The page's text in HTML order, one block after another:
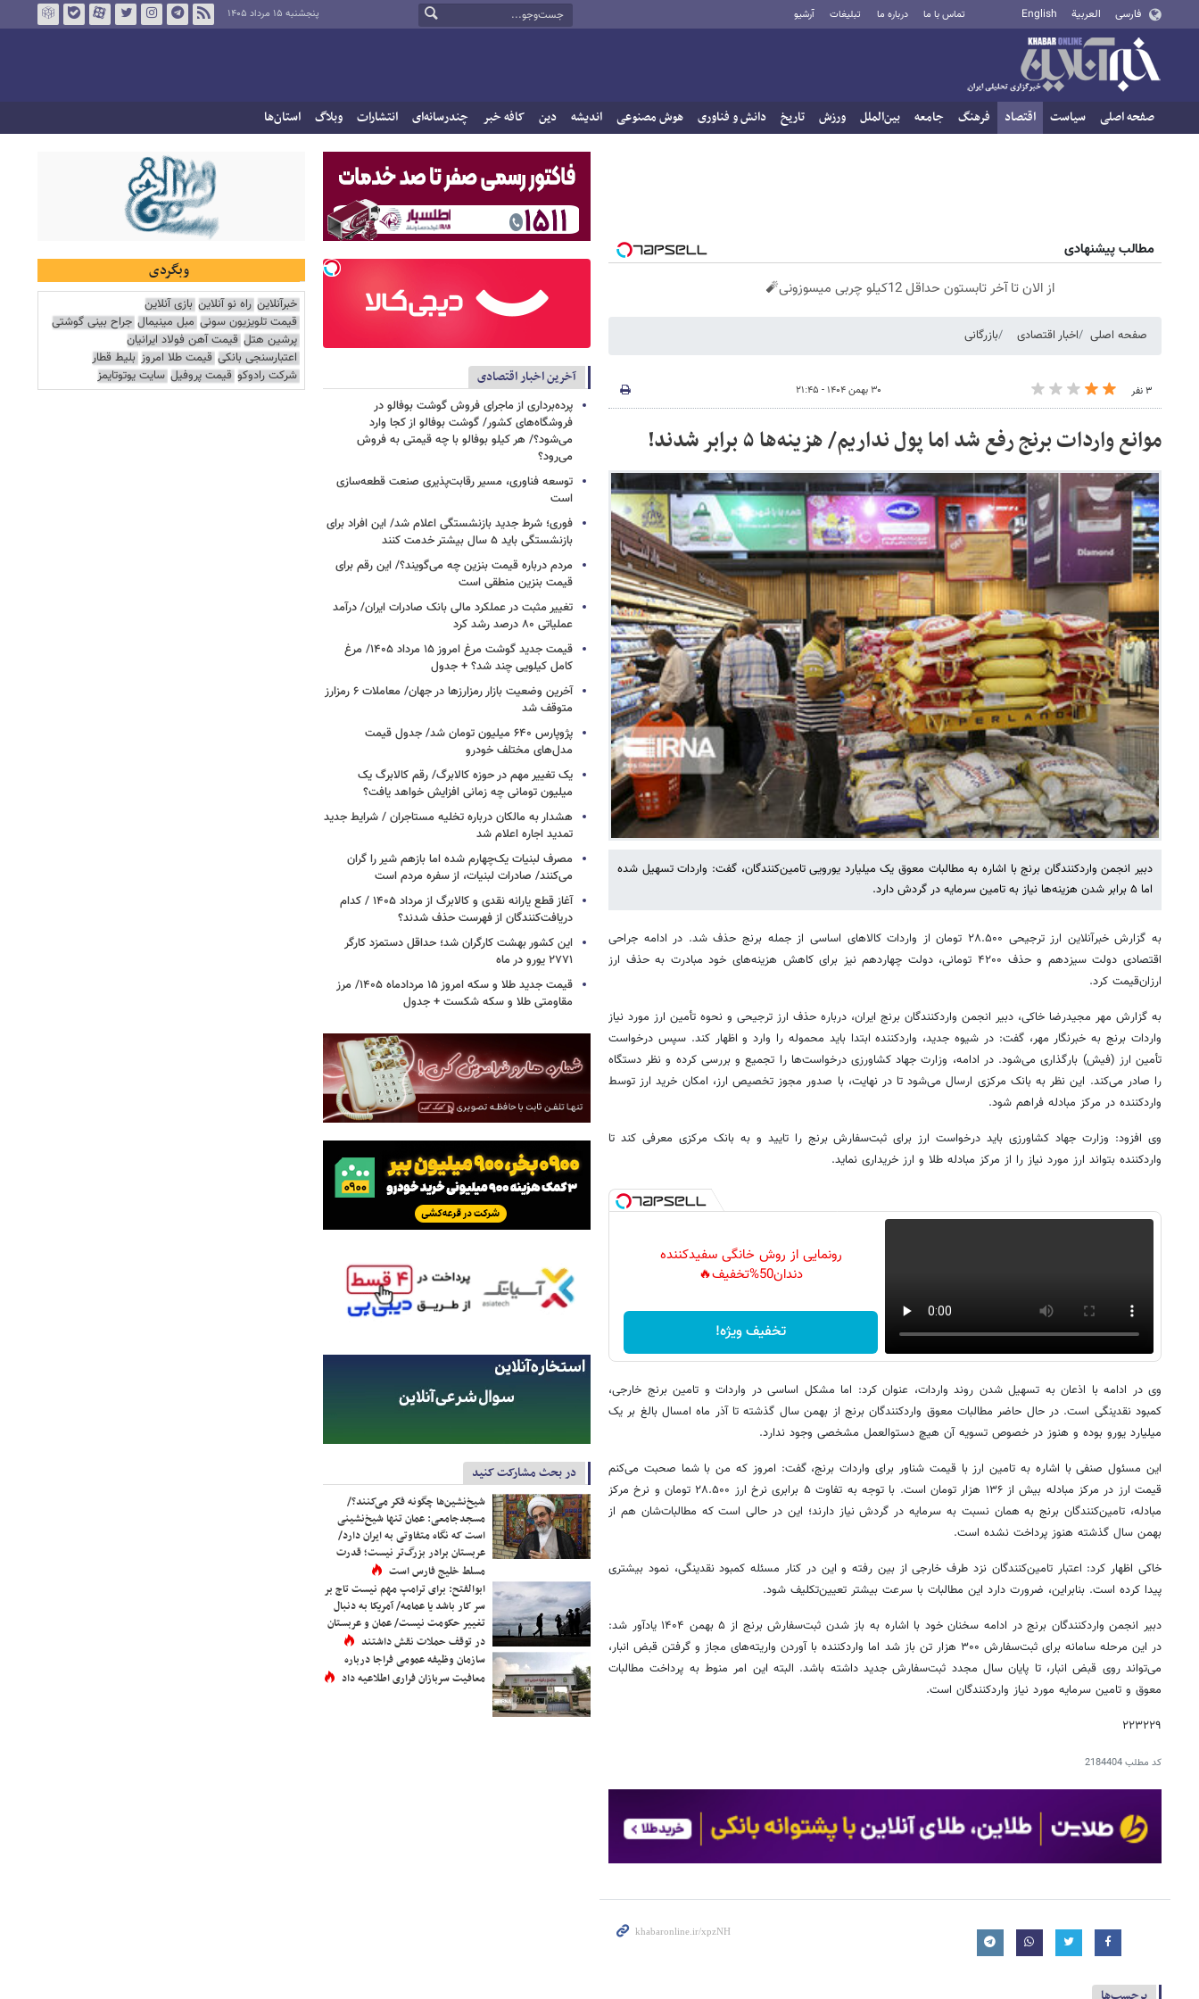
فارسی العربية English تماس با ما درباره ما تبلیغات آرشیو پنجشنبه ۱۵ مرداد ۱۴۰۵
صفحه اصلی سیاست اقتصاد فرهنگ جامعه بین‌الملل ورزش تاریخ دانش و فناوری هوش مصنوعی اندیشه دین کافه خبر چندرسانه‌ای انتشارات وبلاگ استان‌ها
مطالب پیشنهادی
از الان تا آخر تابستون حداقل 12کیلو چربی میسوزونی🧨
صفحه اصلی اخبار اقتصادی بازرگانی
۳ نفر ۳۰ بهمن ۱۴۰۴ - ۲۱:۴۵
موانع واردات برنج رفع شد اما پول نداریم/ هزینه‌ها ۵ برابر شدند!
دبیر انجمن واردکنندگان برنج با اشاره به مطالبات معوق یک میلیارد یورویی تامین‌کنندگان، گفت: واردات تسهیل شده
اما ۵ برابر شدن هزینه‌ها نیاز به تامین سرمایه در گردش دارد.
به گزارش خبرآنلاین ارز ترجیحی ۲۸.۵۰۰ تومان از واردات کالاهای اساسی از جمله برنج حذف شد. در ادامه جراحی
اقتصادی دولت سیزدهم و حذف ۴۲۰۰ تومانی، دولت چهاردهم نیز برای کاهش هزینه‌های خود مبادرت به حذف ارز
ارزان‌قیمت کرد.
به گزارش مهر مجیدرضا خاکی، دبیر انجمن واردکنندگان برنج ایران، درباره حذف ارز ترجیحی و نحوه تأمین ارز مورد نیاز
واردات برنج به خبرنگار مهر، گفت: در شیوه جدید، واردکننده ابتدا باید محموله را وارد و اظهار کند. سپس درخواست
تأمین ارز (فیش) بارگذاری می‌شود. در ادامه، وزارت جهاد کشاورزی درخواست‌ها را تجمیع و بررسی کرده و نظر دستگاه
را صادر می‌کند. این نظر به بانک مرکزی ارسال می‌شود تا در نهایت، با صدور مجوز تخصیص ارز، امکان خرید ارز توسط
واردکننده در مرکز مبادله فراهم شود.
وی افزود: وزارت جهاد کشاورزی باید درخواست ارز برای ثبت‌سفارش برنج را تایید و به بانک مرکزی معرفی کند تا
واردکننده بتواند ارز مورد نیاز را از مرکز مبادله طلا و ارز خریداری نماید.
رونمایی از روش خانگی سفیدکننده
دندان50%تخفیف🔥
تخفیف ویژه!
وی در ادامه با اذعان به تسهیل شدن روند واردات، عنوان کرد: اما مشکل اساسی در واردات و تامین برنج خارجی،
کمبود نقدینگی است. در حال حاضر مطالبات معوق واردکنندگان برنج از بهمن سال گذشته تا آذر ماه امسال بالغ بر یک
میلیارد یورو بوده و هنوز در خصوص تسویه آن هیچ دستوالعمل مشخصی وجود ندارد.
این مسئول صنفی با اشاره به تامین ارز با قیمت شناور برای واردات برنج، گفت: امروز که من با شما صحبت می‌کنم
قیمت ارز در مرکز مبادله بیش از ۱۳۶ هزار تومان است. با توجه به تفاوت ۵ برابری نرخ ارز ۲۸.۵۰۰ تومان و نرخ مرکز
مبادله، تامین‌کنندگان برنج به همان نسبت به سرمایه در گردش نیاز دارند؛ این در حالی است که مطالبات‌شان هم از
بهمن سال گذشته هنوز پرداخت نشده است.
خاکی اظهار کرد: اعتبار تامین‌کنندگان نزد طرف خارجی از بین رفته و این در کنار مسئله کمبود نقدینگی، نمود بیشتری
پیدا کرده است. بنابراین، ضرورت دارد این مطالبات با سرعت بیشتر تعیین‌تکلیف شود.
دبیر انجمن واردکنندگان برنج در ادامه سخنان خود با اشاره به باز شدن ثبت‌سفارش برنج از ۵ بهمن ۱۴۰۴ یادآور شد:
در این مرحله سامانه برای ثبت‌سفارش ۳۰۰ هزار تن باز شد اما واردکننده با آوردن واریته‌های مجاز و گرفتن قبض انبار،
می‌تواند روی قبض انبار، تا پایان سال مجدد ثبت‌سفارش جدید داشته باشد. البته این امر منوط به پرداخت مطالبات
معوق و تامین سرمایه مورد نیاز واردکنندگان است.
۲۲۳۲۲۹
کد مطلب2184404
آخرین اخبار اقتصادی
پرده‌برداری از ماجرای فروش گوشت بوفالو در
فروشگاه‌های کشور/ گوشت بوفالو از کجا وارد
می‌شود؟/ هر کیلو بوفالو با چه قیمتی به فروش
می‌رود؟
توسعه فناوری، مسیر رقابت‌پذیری صنعت قطعه‌سازی
است
فوری؛ شرط جدید بازنشستگی اعلام شد/ این افراد برای
بازنشستگی باید ۵ سال بیشتر خدمت کنند
مردم درباره قیمت بنزین چه می‌گویند؟/ این رقم برای
قیمت بنزین منطقی است
تغییر مثبت در عملکرد مالی بانک صادرات ایران/ درآمد
عملیاتی ۸۰ درصد رشد کرد
قیمت جدید گوشت مرغ امروز ۱۵ مرداد ۱۴۰۵/ مرغ
کامل کیلویی چند شد؟ + جدول
آخرین وضعیت بازار رمزارزها در جهان/ معاملات ۶ رمزارز
متوقف شد
پژوپارس ۶۴۰ میلیون تومان شد/ جدول قیمت
مدل‌های مختلف خودرو
یک تغییر مهم در حوزه کالابرگ/ رقم کالابرگ یک
میلیون تومانی چه زمانی افزایش خواهد یافت؟
هشدار به مالکان درباره تخلیه مستاجران / شرایط جدید
تمدید اجاره اعلام شد
مصرف لبنیات یک‌چهارم شده اما بازهم شیر را گران
می‌کنند/ صادرات لبنیات، از سفره مردم است
آغاز قطع یارانه نقدی و کالابرگ از مرداد ۱۴۰۵ / کدام
دریافت‌کنندگان از فهرست حذف شدند؟
این کشور بهشت کارگران شد؛ حداقل دستمزد کارگر
۲۷۷۱ یورو در ماه
قیمت جدید طلا و سکه امروز ۱۵ مردادماه ۱۴۰۵/ مرز
مقاومتی طلا و سکه شکست + جدول
در بحث مشارکت کنید
شیخ‌نشین‌ها چگونه فکر می‌کنند؟/
مسجدجامعی: عمان تنها شیخ‌نشینی
است که نگاه متفاوتی به ایران دارد/
عربستان برادر بزرگ‌تر نیست؛ قدرت
مسلط خلیج فارس است
ابوالفتح: برای ترامپ مهم نیست تاج بر
سر کار باشد یا عمامه/ آمریکا به دنبال
تغییر حکومت نیست/ عمان و عربستان
در توقف حملات نقش داشتند
سازمان وظیفه عمومی فراجا درباره
معافیت سربازان فراری اطلاعیه داد
وبگردی
خبرآنلاین راه نو آنلاین بازی آنلاین
قیمت تلویزیون سونی مبل مینیمال جراح بینی گوشتی
پرشین هتل قیمت آهن فولاد ایرانیان
اعتبارسنجی بانکی قیمت طلا امروز بلیط قطار
شرکت رادوکو قیمت پروفیل سایت یوتوتایمز